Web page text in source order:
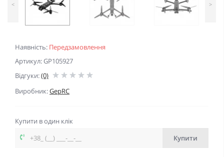
Наявність: Передзамовлення
Артикул: GP105927
Відгуки:(0)
Виробник:GepRC
< >
Купити в один клік
Купити